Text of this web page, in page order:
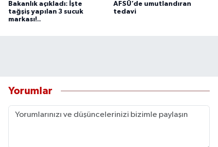
Bakanlık açıkladı: İşte
tağşiş yapılan 3 sucuk
markası!..
AFSÜ’de umutlandıran
tedavi
Yorumlar